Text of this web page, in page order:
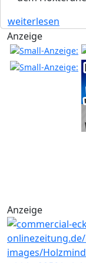
weiterlesen
Anzeige
Anzeige